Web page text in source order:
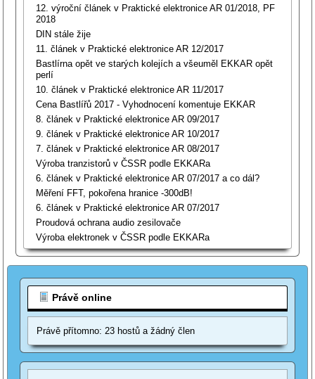
12. výroční článek v Praktické elektronice AR 01/2018, PF
2018
DIN stále žije
11. článek v Praktické elektronice AR 12/2017
Bastlírna opět ve starých kolejích a všeuměl EKKAR opět
perlí
10. článek v Praktické elektronice AR 11/2017
Cena Bastlířů 2017 - Vyhodnocení komentuje EKKAR
8. článek v Praktické elektronice AR 09/2017
9. článek v Praktické elektronice AR 10/2017
7. článek v Praktické elektronice AR 08/2017
Výroba tranzistorů v ČSSR podle EKKARa
6. článek v Praktické elektronice AR 07/2017 a co dál?
Měření FFT, pokořena hranice -300dB!
6. článek v Praktické elektronice AR 07/2017
Proudová ochrana audio zesilovače
Výroba elektronek v ČSSR podle EKKARa
Právě online
Právě přítomno: 23 hostů a žádný člen